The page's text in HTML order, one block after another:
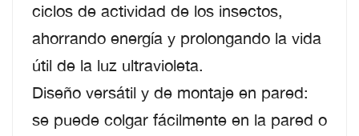
ciclos de actividad de los insectos,
ahorrando energía y prolongando la vida
útil de la luz ultravioleta.
Diseño versátil y de montaje en pared:
se puede colgar fácilmente en la pared o